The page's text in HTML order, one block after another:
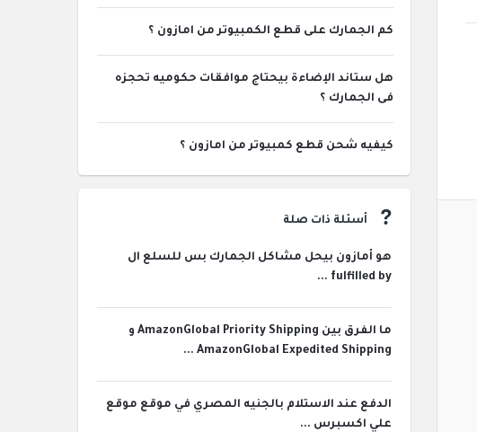
كم الجمارك على قطع الكمبيوتر من امازون ؟
هل ستاند الإضاءة بيحتاج موافقات حكوميه تحجزه
فى الجمارك ؟
كيفيه شحن قطع كمبيوتر من امازون ؟
أسئلة ذات صلة
هو أمازون بيحل مشاكل الجمارك بس للسلع ال
fulfilled by ...
ما الفرق بين AmazonGlobal Priority Shipping و
AmazonGlobal Expedited Shipping ...
الدفع عند الاستلام بالجنيه المصري في موقع موقع
علي اكسبرس ...